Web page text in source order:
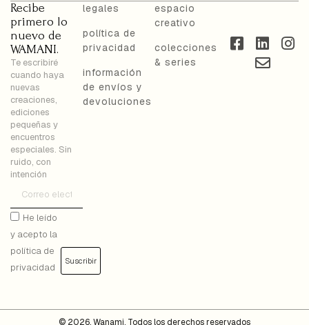
Recibe
primero lo
nuevo de
WAMANI.
Te escribiré
cuando haya
nuevas
creaciones,
ediciones
pequeñas y
encuentros
especiales. Sin
ruido, con
intención
He leído
y acepto la
política de
privacidad
Suscribir
legales
política de
privacidad
información
de envíos y
devoluciones
espacio
creativo
colecciones
& series
© 2026, Wanami. Todos los derechos reservados